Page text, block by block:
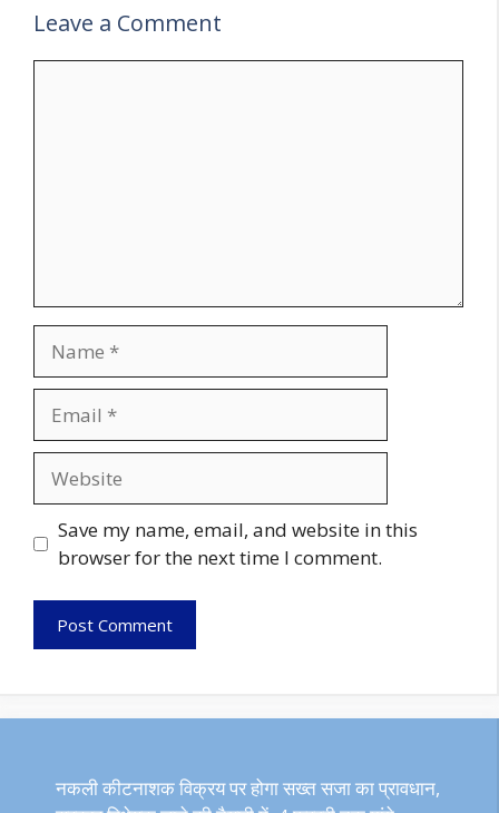
Leave a Comment
Save my name, email, and website in this
browser for the next time I comment.
नकली कीटनाशक विक्रय पर होगा सख्त सजा का प्रावधान,